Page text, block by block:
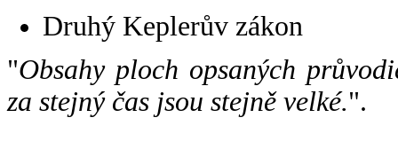
Druhý Keplerův zákon
"Obsahy ploch opsaných
za stejný čas jsou stejně velké.".